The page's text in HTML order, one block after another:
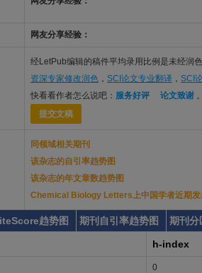
网友分享经验：
经LetPub编辑的稿件平均录用比例是未经润
资深专家修改润色 ， SCI论文专业翻译 ， SCI
快看看作者怎么说吧： 服务好评 论文致谢
提交文稿
同领域相关期刊
该杂志的自引率趋势图
该杂志的年文章数趋势图
Chemical Biology Letters上中国学者近期发
趋势图 期刊自引率趋势图
期刊分
h-index
0